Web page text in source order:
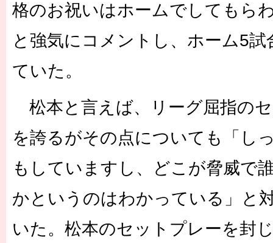
格のお祝いはホームでしてもら
と強気にコメントし、ホーム5
ていた。
松本と言えば、リーグ屈指の
を誇るがその点についても「し
もしていますし、どこが脅威で
かというのはわかっている」と
いた。松本のセットプレーを封